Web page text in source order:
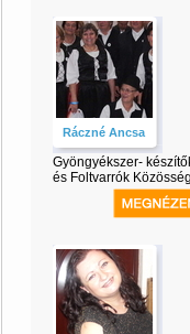
Ráczné Ancsa
Gyöngyékszer-
és Foltvarrók